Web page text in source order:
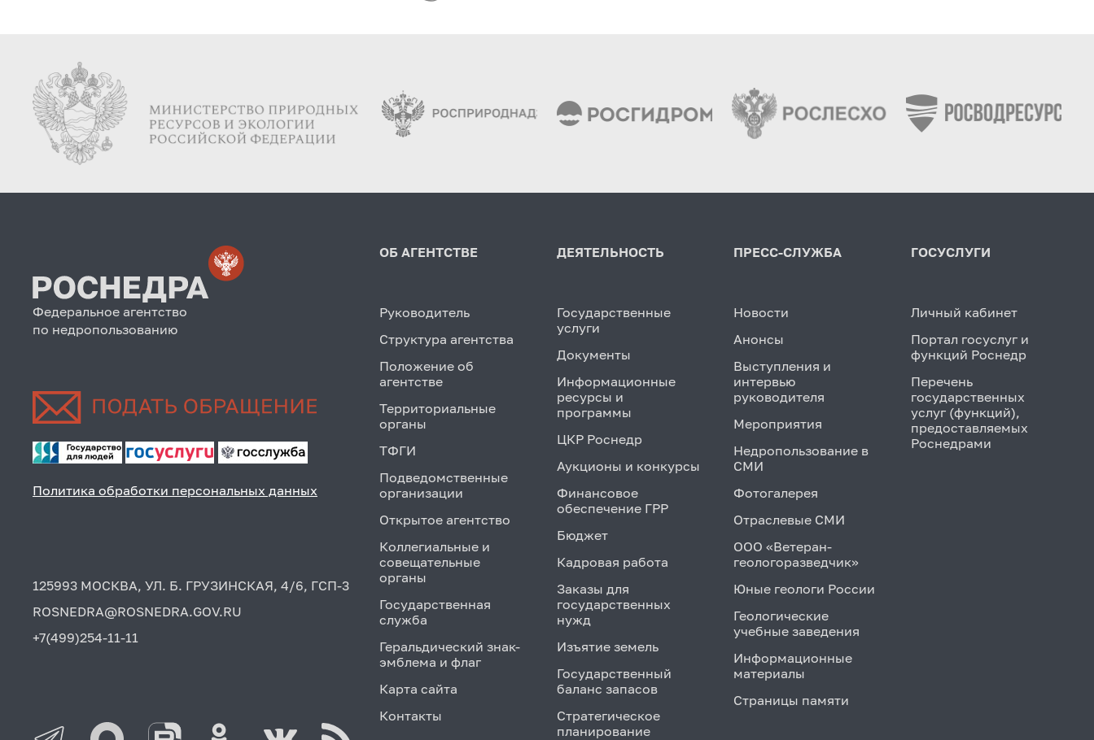
Федеральное агентство
по недропользованию
Политика обработки персональных данных
125993 МОСКВА, УЛ. Б. ГРУЗИНСКАЯ, 4/6, ГСП-3
ROSNEDRA@ROSNEDRA.GOV.RU
+7(499)254-11-11
ОБ АГЕНТСТВЕ
Руководитель
Структура агентства
Положение об
агентстве
Территориальные
органы
ТФГИ
Подведомственные
организации
Открытое агентство
Коллегиальные и
совещательные
органы
Государственная
служба
Геральдический знак-
эмблема и флаг
Карта сайта
Контакты
ДЕЯТЕЛЬНОСТЬ
Государственные
услуги
Документы
Информационные
ресурсы и
программы
ЦКР Роснедр
Аукционы и конкурсы
Финансовое
обеспечение ГРР
Бюджет
Кадровая работа
Заказы для
государственных
нужд
Изъятие земель
Государственный
баланс запасов
Стратегическое
планирование
ПРЕСС-СЛУЖБА
Новости
Анонсы
Выступления и
интервью
руководителя
Мероприятия
Недропользование в
СМИ
Фотогалерея
Отраслевые СМИ
ООО «Ветеран-
геологоразведчик»
Юные геологи России
Геологические
учебные заведения
Информационные
материалы
Страницы памяти
ГОСУСЛУГИ
Личный кабинет
Портал госуслуг и
функций Роснедр
Перечень
государственных
услуг (функций),
предоставляемых
Роснедрами